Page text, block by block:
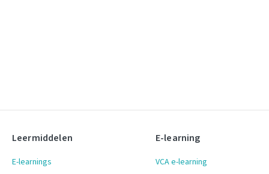
Leermiddelen
E-learnings
E-learning
VCA e-learning